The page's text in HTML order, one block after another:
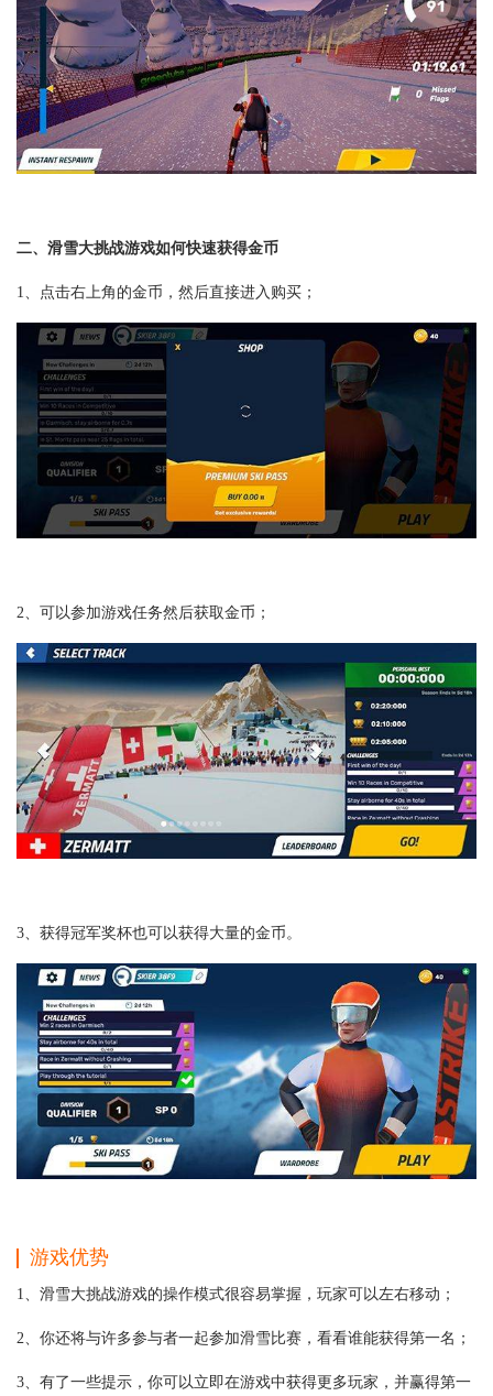
二、滑雪大挑战游戏如何快速获得金币
1、点击右上角的金币，然后直接进入购买；
2、可以参加游戏任务然后获取金币；
3、获得冠军奖杯也可以获得大量的金币。
游戏优势
1、滑雪大挑战游戏的操作模式很容易掌握，玩家可以左右移动；
2、你还将与许多参与者一起参加滑雪比赛，看看谁能获得第一名；
3、有了一些提示，你可以立即在游戏中获得更多玩家，并赢得第一